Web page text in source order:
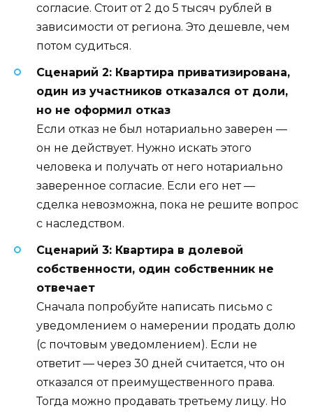
согласие. Стоит от 2 до 5 тысяч рублей в
зависимости от региона. Это дешевле, чем
потом судиться.
Сценарий 2: Квартира приватизирована,
один из участников отказался от доли,
но не оформил отказ
Если отказ не был нотариально заверен —
он не действует. Нужно искать этого
человека и получать от него нотариально
заверенное согласие. Если его нет —
сделка невозможна, пока не решите вопрос
с наследством.
Сценарий 3: Квартира в долевой
собственности, один собственник не
отвечает
Сначала попробуйте написать письмо с
уведомлением о намерении продать долю
(с почтовым уведомлением). Если не
ответит — через 30 дней считается, что он
отказался от преимущественного права.
Тогда можно продавать третьему лицу. Но